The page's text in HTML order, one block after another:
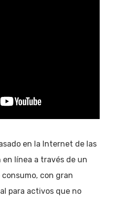
en la Internet de las
línea a través de un
con gran
para activos que no